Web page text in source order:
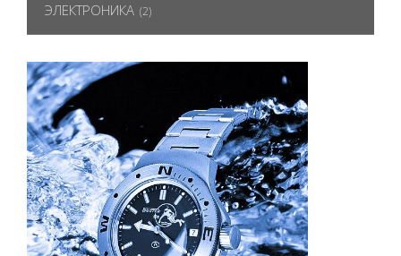
ЭЛЕКТРОНИКА (2)